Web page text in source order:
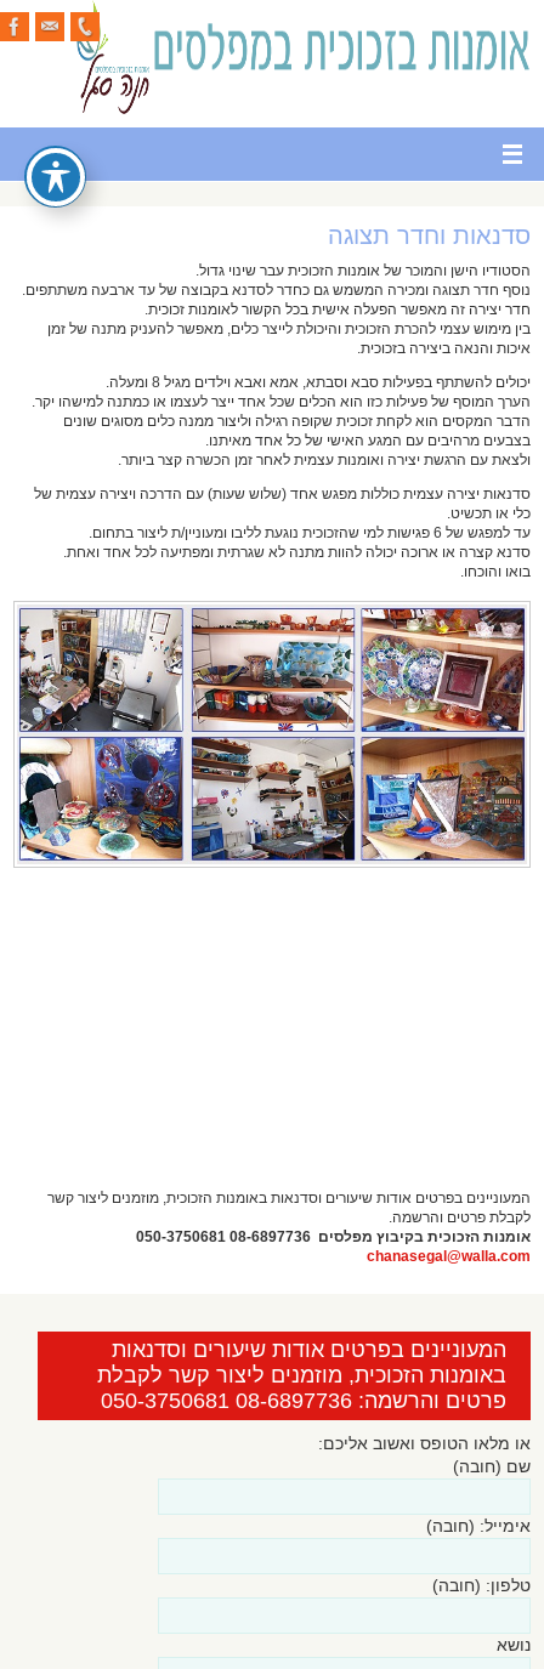
סדנאות וחדר תצוגה
הסטודיו הישן והמוכר של אומנות הזכוכית עבר שינוי גדול.
נוסף חדר תצוגה ומכירה המשמש גם כחדר לסדנא בקבוצה של עד ארבעה משתתפים.
חדר יצירה זה מאפשר הפעלה אישית בכל הקשור לאומנות זכוכית.
בין מימוש עצמי להכרת הזכוכית והיכולת לייצר כלים, מאפשר להעניק מתנה של זמן
איכות והנאה ביצירה בזכוכית.
יכולים להשתתף בפעילות סבא וסבתא, אמא ואבא וילדים מגיל 8 ומעלה.
הערך המוסף של פעילות כזו הוא הכלים שכל אחד ייצר לעצמו או כמתנה למישהו יקר.
הדבר המקסים הוא לקחת זכוכית שקופה רגילה וליצור ממנה כלים מסוגים שונים
בצבעים מרהיבים עם המגע האישי של כל אחד מאיתנו.
ולצאת עם הרגשת יצירה ואומנות עצמית לאחר זמן הכשרה קצר ביותר.
סדנאות יצירה עצמית כוללות מפגש אחד (שלוש שעות) עם הדרכה ויצירה עצמית של
כלי או תכשיט.
עד למפגש של 6 פגישות למי שהזכוכית נוגעת לליבו ומעוניין/ת ליצור בתחום.
סדנא קצרה או ארוכה יכולה להוות מתנה לא שגרתית ומפתיעה לכל אחד ואחת.
בואו והוכחו.
המעוניינים בפרטים אודות שיעורים וסדנאות באומנות הזכוכית, מוזמנים ליצור קשר
לקבלת פרטים והרשמה.
אומנות הזכוכית בקיבוץ מפלסים 08 -6897736
050-3750681
chanasegal@walla.com
המעוניינים בפרטים אודות שיעורים וסדנאות
באומנות הזכוכית, מוזמנים ליצור קשר לקבלת
פרטים והרשמה: 08-6897736 050-3750681
או מלאו הטופס ואשוב אליכם:
שם (חובה)
אימייל: (חובה)
טלפון: (חובה)
נושא